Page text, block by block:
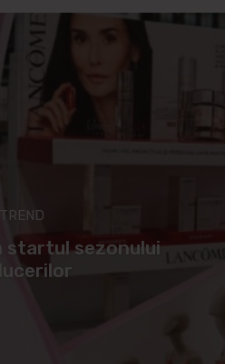
TREND
startul sezonului